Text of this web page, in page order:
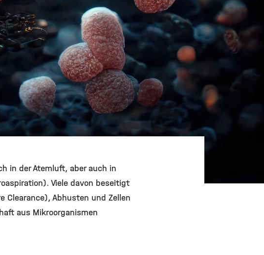
in der Atemluft, aber auch in
Viele davon beseitigt
Clearance), Abhusten und Zellen
aus Mikroorganismen